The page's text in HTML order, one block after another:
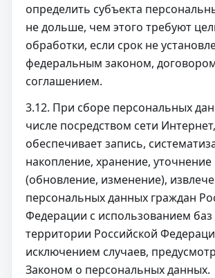
определить субъекта
не дольше, чем этого требуют
обработки, если срок не
федеральным законом,
соглашением.
3.12. При сборе персональных
числе посредством сети
обеспечивает запись,
накопление, хранение, уточнение
(обновление, изменение),
персональных данных граждан
Федерации с использованием
территории Российской
исключением случаев,
Законом о персональных данных.